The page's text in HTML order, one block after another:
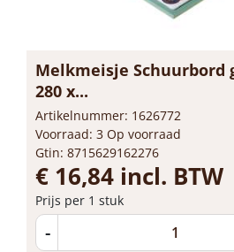
Melkmeisje Schuurbord
280 x...
Artikelnummer: 1626772
Voorraad: 3 Op voorraad
Gtin: 8715629162276
€ 16,84 incl. BTW
Prijs per 1 stuk
-